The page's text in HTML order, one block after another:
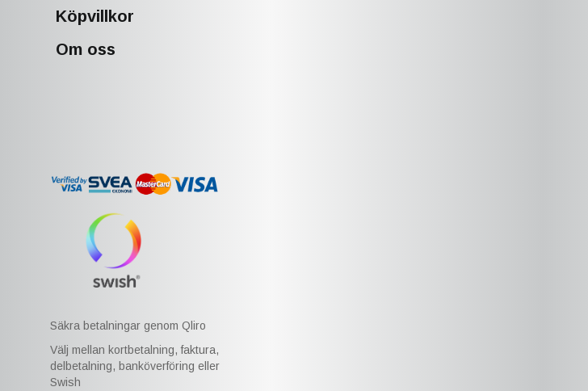
Köpvillkor
Om oss
Säkra betalningar genom Qliro
Välj mellan kortbetalning, faktura,
delbetalning, banköverföring eller
Swish